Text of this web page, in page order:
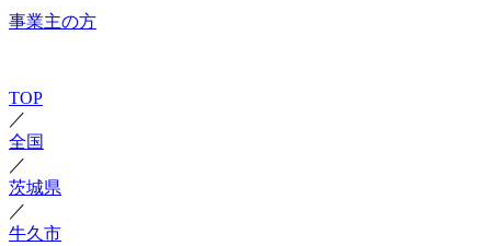
事業主の方
TOP
／
全国
／
茨城県
／
牛久市